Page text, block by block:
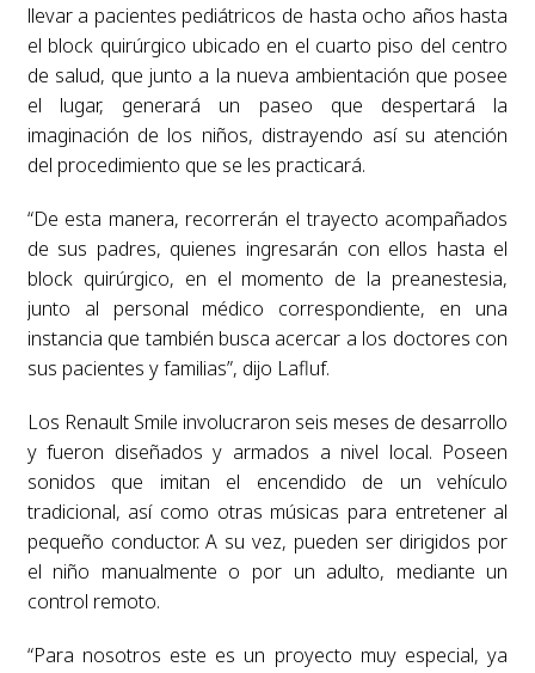
llevar a pacientes pediátricos de hasta ocho años hasta
el block quirúrgico ubicado en el cuarto piso del centro
de salud, que junto a la nueva ambientación que posee
el lugar, generará un paseo que despertará la
imaginación de los niños, distrayendo así su atención
del procedimiento que se les practicará.
“De esta manera, recorrerán el trayecto acompañados
de sus padres, quienes ingresarán con ellos hasta el
block quirúrgico, en el momento de la preanestesia,
junto al personal médico correspondiente, en una
instancia que también busca acercar a los doctores con
sus pacientes y familias”, dijo Lafluf.
Los Renault Smile involucraron seis meses de desarrollo
y fueron diseñados y armados a nivel local. Poseen
sonidos que imitan el encendido de un vehículo
tradicional, así como otras músicas para entretener al
pequeño conductor. A su vez, pueden ser dirigidos por
el niño manualmente o por un adulto, mediante un
control remoto.
“Para nosotros este es un proyecto muy especial, ya